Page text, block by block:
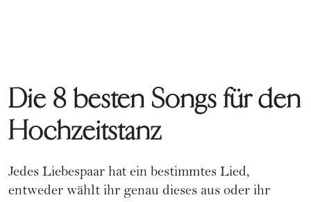
Die 8 besten Songs für den
Hochzeitstanz
Jedes Liebespaar hat ein bestimmtes Lied,
entweder wählt ihr genau dieses aus oder ihr